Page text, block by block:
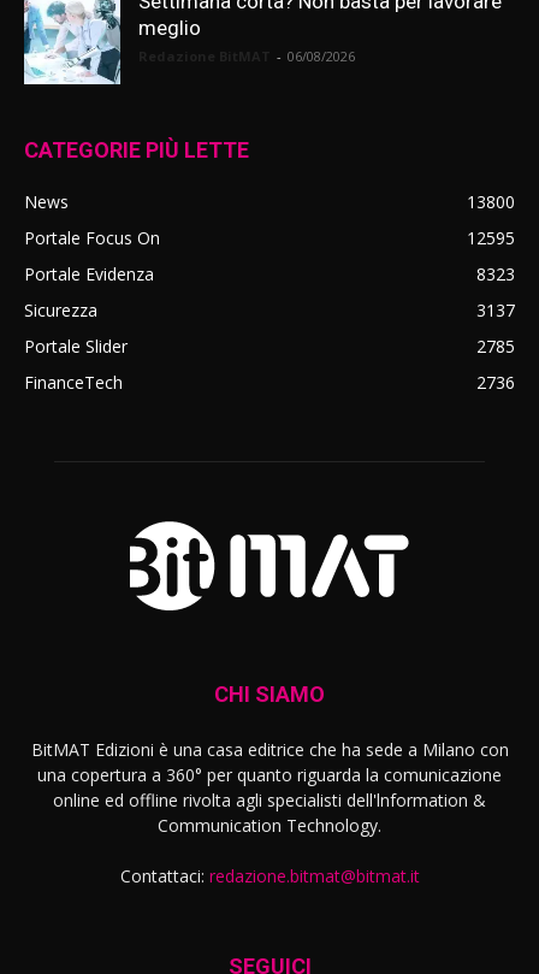
meglio
- 06/08/2026
CATEGORIE PIÙ LETTE
News
13800
Portale Focus On
12595
Portale Evidenza
8323
Sicurezza
3137
Portale Slider
2785
FinanceTech
2736
CHI SIAMO
BitMAT Edizioni è una casa editrice che ha sede a Milano con
una copertura a 360° per quanto riguarda la comunicazione
online ed offline rivolta agli specialisti dell'lnformation &
Communication Technology.
Contattaci: redazione.bitmat@bitmat.it
SEGUICI